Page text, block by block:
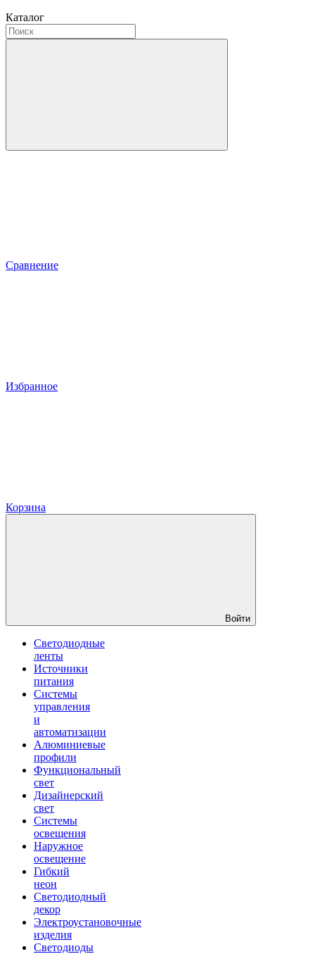
Каталог
Сравнение
Избранное
Корзина
Войти
Светодиодные
ленты
Источники
питания
Системы
управления
и
автоматизации
Алюминиевые
профили
Функциональный
свет
Дизайнерский
свет
Системы
освещения
Наружное
освещение
Гибкий
неон
Светодиодный
декор
Электроустановочные
изделия
Светодиоды